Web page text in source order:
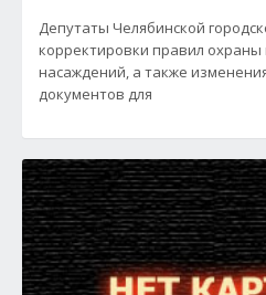
Депутаты Челябинской
корректировки правил
насаждений, а также
документов для